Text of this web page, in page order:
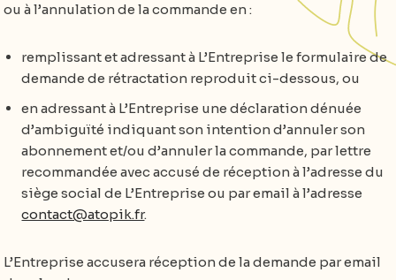
ou à l’annulation de la commande en :
remplissant et adressant à L’Entreprise le formulaire de
demande de rétractation reproduit ci-dessous, ou
en adressant à L’Entreprise une déclaration dénuée
d’ambiguïté indiquant son intention d’annuler son
abonnement et/ou d’annuler la commande, par lettre
recommandée avec accusé de réception à l’adresse du
siège social de L’Entreprise ou par email à l’adresse
contact@atopik.fr.
L’Entreprise accusera réception de la demande par email